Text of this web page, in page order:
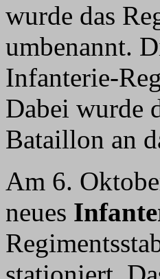
wurde das
umbenannt.
Infanterie-
Dabei wurde
Bataillon an
Am 6.
neues